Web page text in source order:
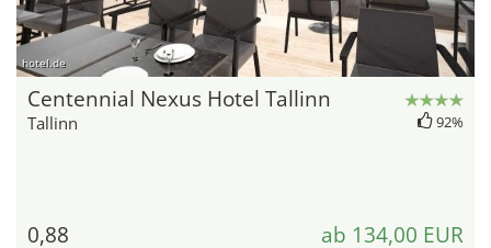
hotel.de
Centennial Nexus Hotel Tallinn
Tallinn 92%
0,88 ab 134,00 EUR